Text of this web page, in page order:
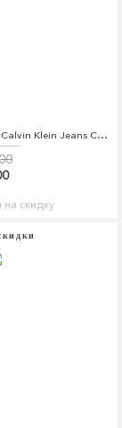
Платье Calvin Klein Jeans Calvin Klein Jeans CA939EWZJS78
на скидку